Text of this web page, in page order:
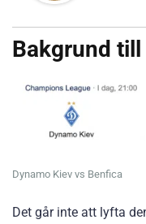
Bakgrund
Dynamo Kiev vs Benfica
Det går inte att lyfta